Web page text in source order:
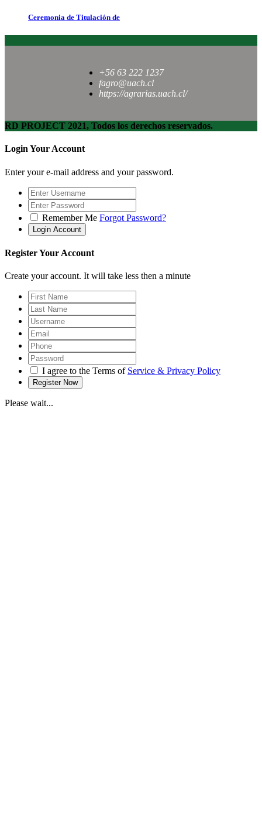
Ceremonia de Titulación de
+56 63 222 1237
fagro@uach.cl
https://agrarias.uach.cl/
RD PROJECT 2021, Todos los derechos reservados.
Login Your Account
Enter your e-mail address and your password.
Remember Me Forgot Password?
Register Your Account
Create your account. It will take less then a minute
I agree to the Terms of Service & Privacy Policy
Please wait...